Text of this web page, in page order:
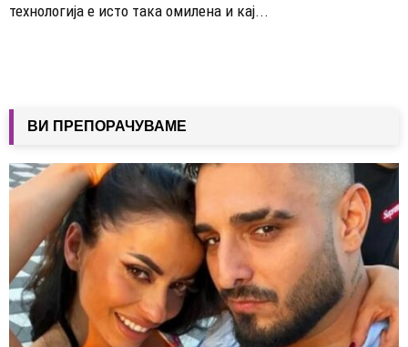
технологија е исто така омилена и кај...
ВИ ПРЕПОРАЧУВАМЕ